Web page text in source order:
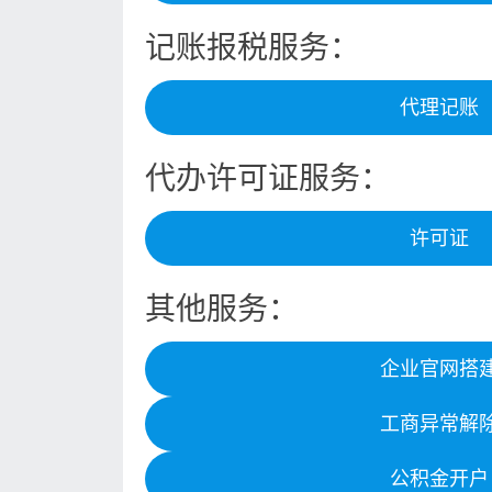
记账报税服务：
代理记账
代办许可证服务：
许可证
其他服务：
企业官网搭
工商异常解
公积金开户